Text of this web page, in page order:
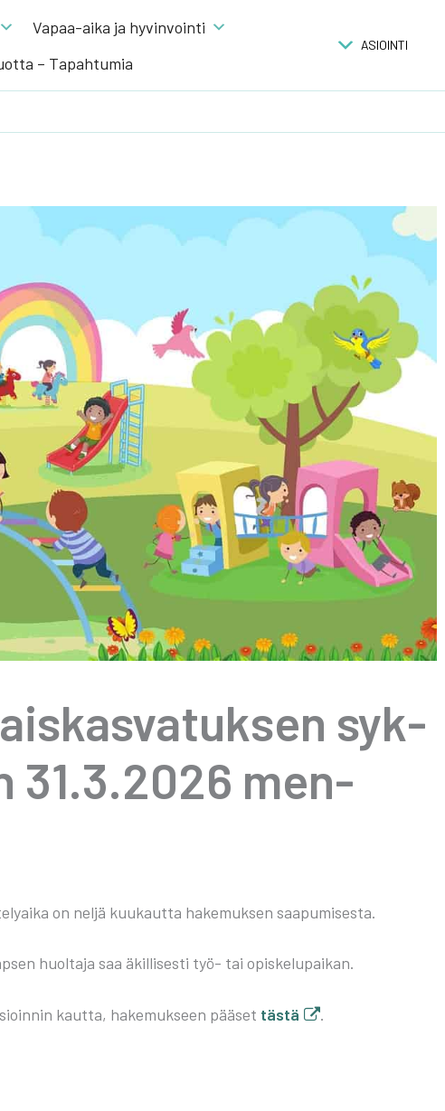
Vapaa-aika ja hyvinvointi
– Tapahtumia
ASIOINTI
syk­
31.3.2026 men­
on nel­jä kuu­kaut­ta hake­muk­sen saa­pu­mi­ses­ta.
huol­ta­ja saa äkil­li­ses­ti työ- tai opis­ke­lu­pai­kan.
kaut­ta, hake­muk­seen pää­set täs­tä .